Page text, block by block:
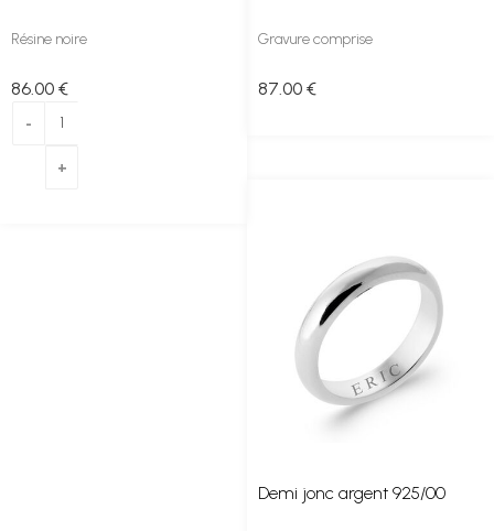
Résine noire
86.00 €
Gravure comprise
87 .00 €
Demi jonc argent 925/00